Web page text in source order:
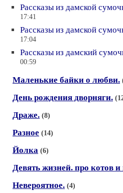
Рассказы из дамской
17:41
Рассказы из дамской
17:04
Рассказы из дамский
00:59
Маленькие байки о любви.
День рождения дворняги.
Драже. (8)
Разное (14)
Йолка (6)
Девять жизней. про котов
Невероятное. (4)